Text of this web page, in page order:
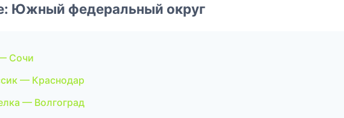
Южный федеральный округ
Сочи
— Краснодар
— Волгоград